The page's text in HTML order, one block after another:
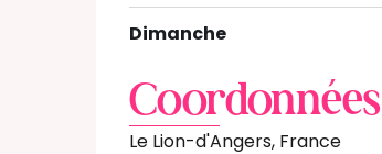
Dimanche
Coordonnées
Le Lion-d'Angers, France